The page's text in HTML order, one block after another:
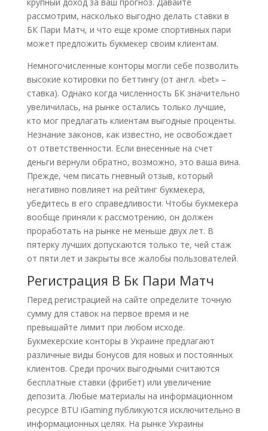
рассмотрим, насколько выгодно делать ставки в
БК Пари Матч, и что еще кроме спортивных пари
может предложить букмекер своим клиентам.
Немногочисленные конторы могли себе позволить
высокие котировки по беттингу (от англ. «bet» –
ставка). Однако когда численность БК значительно
увеличилась, на рынке остались только лучшие,
кто мог предлагать клиентам выгодные проценты.
Незнание законов, как известно, не освобождает
от ответственности. Если внесенные на счет
деньги вернули обратно, возможно, это ваша вина.
Прежде, чем писать гневный отзыв, который
негативно повлияет на рейтинг букмекера,
убедитесь в его справедливости. Чтобы букмекера
вообще приняли к рассмотрению, он должен
проработать на рынке не меньше двух лет. В
пятерку лучших допускаются только те, чей стаж
от пяти лет и закрыты все жалобы пользователей.
Регистрация В Бк Пари Матч
Перед регистрацией на сайте определите точную
сумму для ставок на первое время и не
превышайте лимит при любом исходе.
Букмекерские конторы в Украине предлагают
различные виды бонусов для новых и постоянных
клиентов. Среди прочих выгодными считаются
бесплатные ставки (фрибет) или увеличение
депозита. Любые материалы на информационном
ресурсе BTU iGaming публикуются исключительно в
информационных целях. На рынке Украины